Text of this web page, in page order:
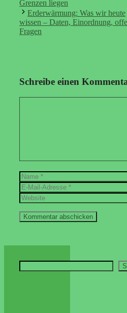
Grenzen liegen
Erderwärmung: Was wir heute
wissen – Daten, Einordnung,
Fragen
Schreibe einen
Name
E-
Mail-
Adresse
Website
Suchen